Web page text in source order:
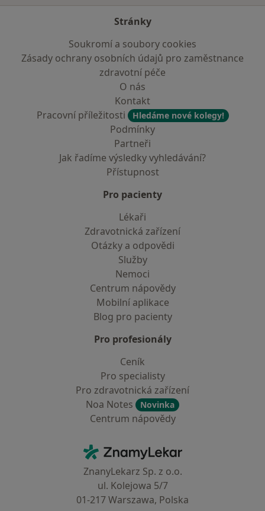
Stránky
Soukromí a soubory cookies
Zásady ochrany osobních údajů pro zaměstnance
zdravotní péče
O nás
Kontakt
Pracovní příležitosti
Hledáme nové kolegy!
Podmínky
Partneři
Jak řadíme výsledky vyhledávání?
Přístupnost
Pro pacienty
Lékaři
Zdravotnická zařízení
Otázky a odpovědi
Služby
Nemoci
Centrum nápovědy
Mobilní aplikace
Blog pro pacienty
Pro profesionály
Ceník
Pro specialisty
Pro zdravotnická zařízení
Noa Notes
Novinka
Centrum nápovědy
ZnamyLekar - Hlavní stránka
ZnanyLekarz Sp. z o.o.
ul. Kolejowa 5/7
01-217 Warszawa, Polska